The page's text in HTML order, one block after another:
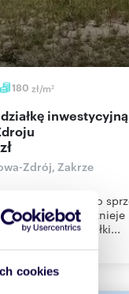
cookies
180 zł/m2
Zdrój, Zakrze
obręb Zakrze. Do
1600 m kw.
( lub) działki...